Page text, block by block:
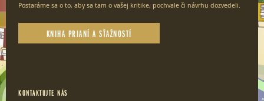
Postaráme sa o to, aby sa tam o vašej kritike, pochvale či návrhu dozvedeli.
KNIHA PRIANÍ A SŤAŽNOSTÍ
KONTAKTUJTE NÁS